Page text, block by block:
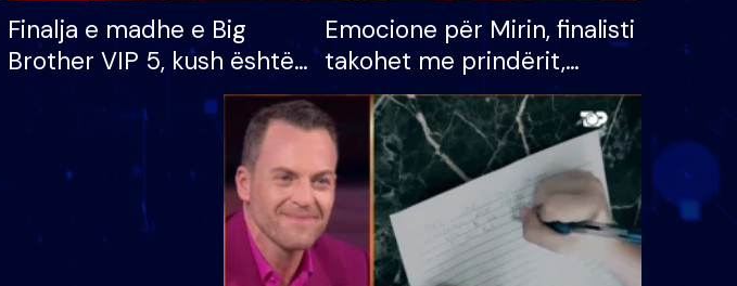
Finalja e madhe e Big
Brother VIP 5, kush është
banori i parë që lë shtëpinë
dhe humb mundësinë për
të fituar çmimin e madh
Emocione për Mirin, finalisti
takohet me prindërit,
vajzën dhe bashkëshorten:
S’kemi ndonjë letër divorci
apo jo?